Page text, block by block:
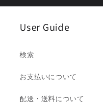
User Guide
検索
お支払いについて
配送・送料について